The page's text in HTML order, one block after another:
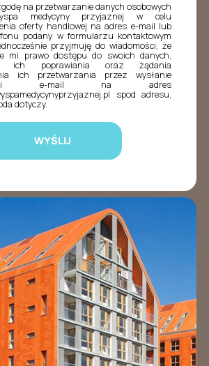
na przetwarzanie danych osobowych
medycyny przyjaznej w celu
oferty handlowej na adres e-mail lub
podany w formularzu kontaktowym
przyjmuję do wiadomości, że
mi prawo dostępu do swoich danych,
ich poprawiania oraz żądania
ich przetwarzania przez wysłanie
e-mail na adres
spod adresu,
dotyczy.